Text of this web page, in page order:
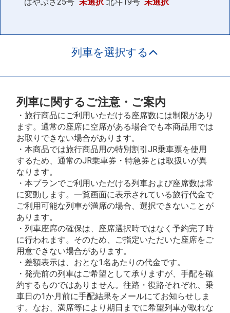
列車を選択する
列車に関するご注意・ご案内
・旅行商品にご利用いただける座席数には制限があり
ます。通常の座席に空席がある場合でも本商品用では
お取りできない場合があります。
・本商品では旅行商品用の特別割引JR乗車票を使用
するため、通常のJR乗車券・特急券とは取扱いが異
なります。
・本プランでご利用いただける列車および座席数は常
に変動します。一覧画面に表示されている旅行代金で
ご利用可能な列車が満席の場合、選択できないことが
あります。
・列車座席の確保は、座席選択時ではなく予約完了時
に行われます。そのため、ご指定いただいた座席をご
用意できない場合があります。
・差額表示は、おとな1名あたりの代金です。
・発売前の列車はご希望として承りますが、手配を確
約するものではありません。往路・復路それぞれ、乗
車日の1か月前に手配結果をメールにてお知らせしま
す。なお、満席等により期日までに希望列車が取れな